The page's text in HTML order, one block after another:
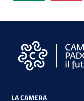
LA CAMERA